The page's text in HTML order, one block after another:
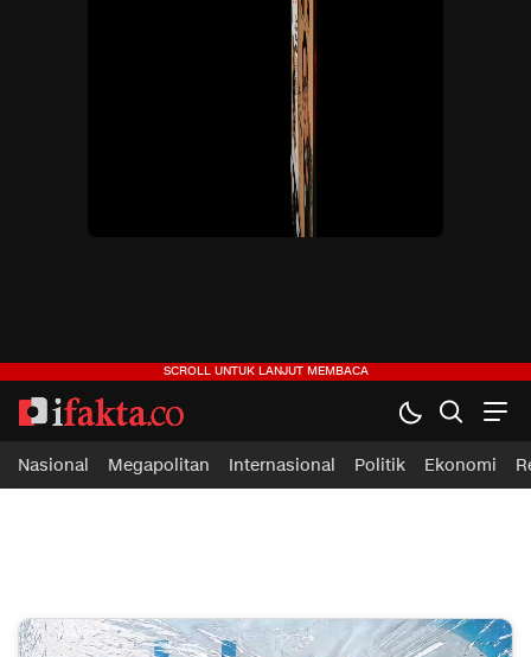
ifakta.co
#pastibenar
Nasional Megapolitan Internasional Politik Ekonomi